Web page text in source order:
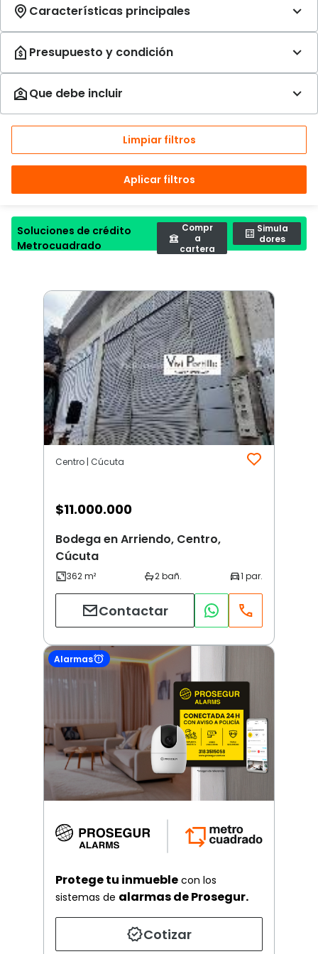
Limpiar filtros
Aplicar filtros
Soluciones de crédito
Metrocuadrado
Compr
a
cartera
Simula
dores
Centro | Cúcuta
$11.000.000
Bodega en Arriendo, Centro,
Cúcuta
Contactar
Alarmas
Protege tu inmueble con los
sistemas de alarmas de Prosegur.
Cotizar